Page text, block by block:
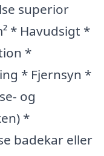
superior
* Havudsigt *
*
* Fjernsyn *
og
*
badekar eller